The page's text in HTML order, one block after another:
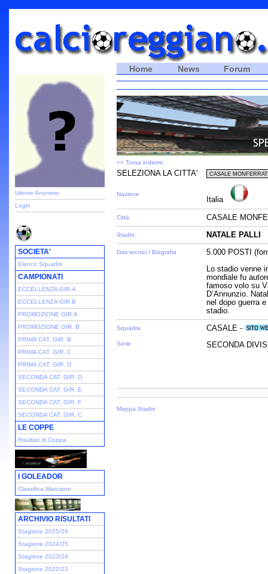
Utente Anonimo
Login
SOCIETA'
Elenco Squadre
CAMPIONATI
ECCELLENZA GIR.A
ECCELLENZA GIR.B
PROMOZIONE GIR.A
PROMOZIONE GIR. B
PRIMA CAT. GIR. B
PRIMA CAT. GIR. C
PRIMA CAT. GIR. D
SECONDA CAT. GIR. D
SECONDA CAT. GIR. E
SECONDA CAT. GIR. F
SECONDA CAT. GIR. C
LE COPPE
Risultati di Coppa
I GOLEADOR
Classifica Marcatori
ARCHIVIO RISULTATI
Stagione 2025/26
Stagione 2024/25
Stagione 2023/24
Stagione 2022/23
Home News Forum
<< Torna indietro
SELEZIONA LA CITTA'
Nazione
Italia
Città CASALE
Stadio NATALE PALLI
Dati tecnici / Biografia
5.000 POSTI
Lo stadio venne
mondiale fu
famoso volo su
D’Annunzio.
nel dopo guerra
stadio.
Squadra
Serie
CASALE -
SECONDA
Mappa Stadio